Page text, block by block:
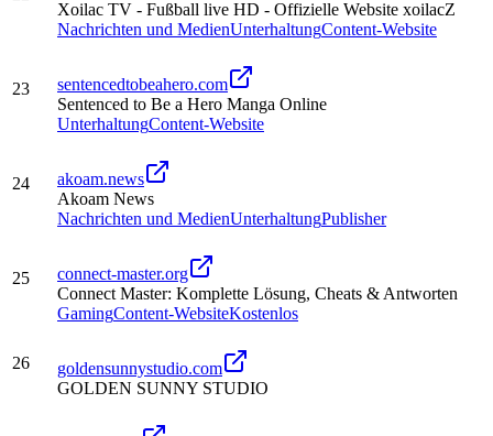
Xoilac TV - Fußball live HD - Offizielle Website xoilacZ
Nachrichten und MedienUnterhaltungContent-Website
23
sentencedtobeahero.com
Sentenced to Be a Hero Manga Online
UnterhaltungContent-Website
24
akoam.news
Akoam News
Nachrichten und MedienUnterhaltungPublisher
25
connect-master.org
Connect Master: Komplette Lösung, Cheats & Antworten
GamingContent-WebsiteKostenlos
26
goldensunnystudio.com
GOLDEN SUNNY STUDIO